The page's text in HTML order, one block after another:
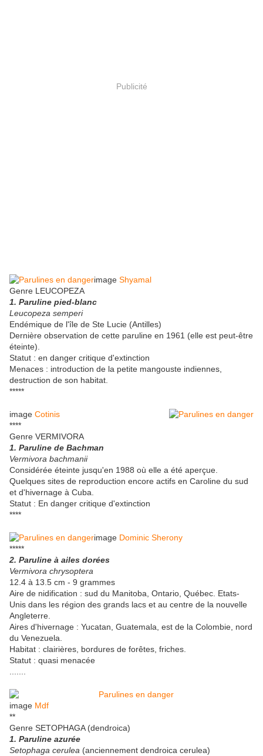
Publicité
image Shyamal
Genre LEUCOPEZA
1. Paruline pied-blanc
Leucopeza semperi
Endémique de l'île de Ste Lucie (Antilles)
Dernière observation de cette paruline en 1961 (elle est peut-être
éteinte).
Statut : en danger critique d'extinction
Menaces : introduction de la petite mangouste indiennes,
destruction de son habitat.
*****
image Cotinis
****
Genre VERMIVORA
1. Paruline de Bachman
Vermivora bachmanii
Considérée éteinte jusqu'en 1988 où elle a été aperçue.
Quelques sites de reproduction encore actifs en Caroline du sud
et d'hivernage à Cuba.
Statut : En danger critique d'extinction
****
image Dominic Sherony
*****
2. Paruline à ailes dorées
Vermivora chrysoptera
12.4 à 13.5 cm - 9 grammes
Aire de nidification : sud du Manitoba, Ontario, Québec. Etats-
Unis dans les région des grands lacs et au centre de la nouvelle
Angleterre.
Aires d'hivernage : Yucatan, Guatemala, est de la Colombie, nord
du Venezuela.
Habitat : clairières, bordures de forêtes, friches.
Statut : quasi menacée
image Mdf
**
Genre SETOPHAGA (dendroica)
1. Paruline azurée
Setophaga cerulea (anciennement dendroica cerulea)